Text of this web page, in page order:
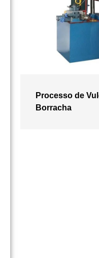
Processo de
Borracha